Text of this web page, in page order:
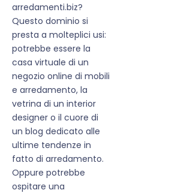
arredamenti.biz?
Questo dominio si
presta a molteplici usi:
potrebbe essere la
casa virtuale di un
negozio online di mobili
e arredamento, la
vetrina di un interior
designer o il cuore di
un blog dedicato alle
ultime tendenze in
fatto di arredamento.
Oppure potrebbe
ospitare una